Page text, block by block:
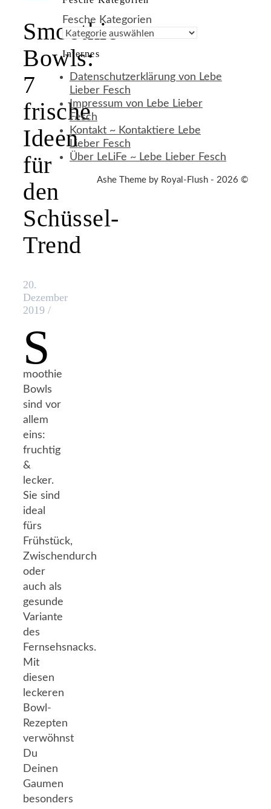
Smoothie
Bowls:
7
frische
Ideen
für
den
Schüssel-
Trend
20.
Dezember
2019 /
S
moothie
Bowls
sind vor
allem
eins:
fruchtig
&
lecker.
Sie sind
ideal
fürs
Frühstück,
Zwischendurch
oder
auch als
gesunde
Variante
des
Fernsehsnacks.
Mit
diesen
leckeren
Bowl-
Rezepten
verwöhnst
Du
Deinen
Gaumen
besonders
Fesche Kategorien
Internes
Datenschutzerklärung von Lebe
Lieber Fesch
Impressum von Lebe Lieber
Fesch
Kontakt ~ Kontaktiere Lebe
Lieber Fesch
Über LeLiFe ~ Lebe Lieber Fesch
Ashe Theme by Royal-Flush - 2026 ©